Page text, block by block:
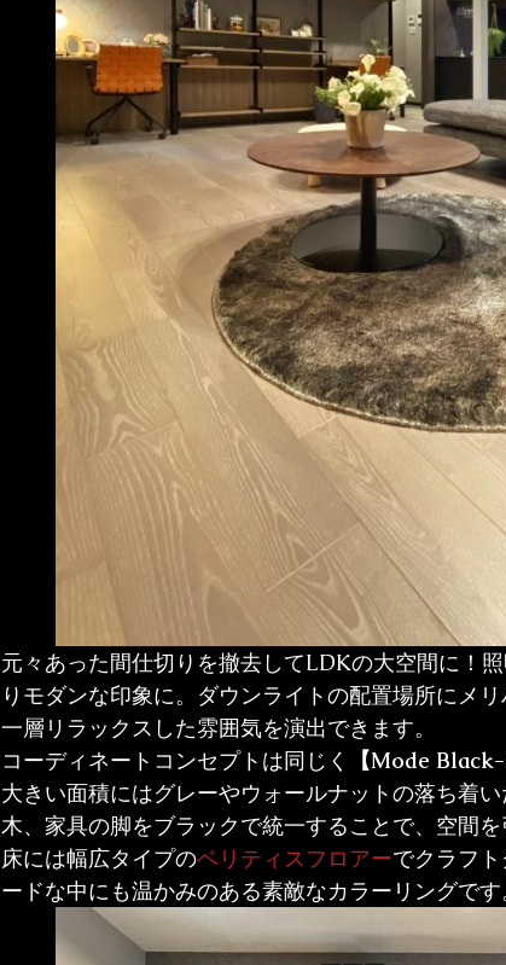
元々あった間仕切りを撤去してLDKの大空間に！
りモダンな印象に。ダウンライトの配置場所にメ
一層リラックスした雰囲気を演出できます。
コーディネートコンセプトは同じく
【Mode
大きい面積にはグレーやウォールナットの落ち着
木、家具の脚をブラックで統一することで、空間を
床には幅広タイプのベリティスフロアーでクラフ
ードな中にも温かみのある素敵なカラーリングです